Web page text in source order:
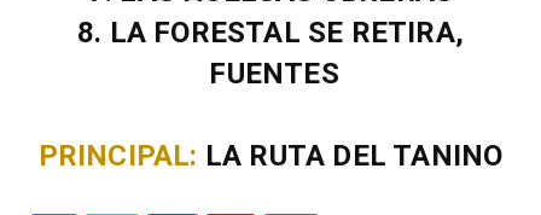
8. LA FORESTAL SE RETIRA,
FUENTES
PRINCIPAL: LA RUTA DEL TANINO